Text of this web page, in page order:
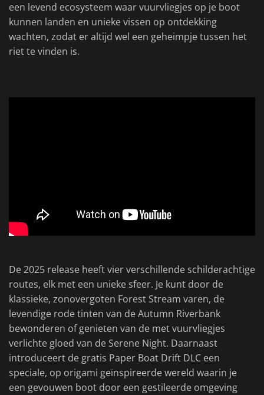
een levend ecosysteem waar vuurvliegjes op je boot
kunnen landen en unieke vissen op ontdekking
wachten, zodat er altijd wel een geheimpje tussen het
riet te vinden is.
De 2025 release heeft vier verschillende schilderachtige
routes, elk met een unieke sfeer. Je kunt door de
klassieke, zonovergoten Forest Stream varen, de
levendige rode tinten van de Autumn Riverbank
bewonderen of genieten van de met vuurvliegjes
verlichte gloed van de Serene Night. Daarnaast
introduceert de gratis Paper Boat Drift DLC een
speciale, op origami geïnspireerde wereld waarin je
een gevouwen boot door een gestileerde omgeving